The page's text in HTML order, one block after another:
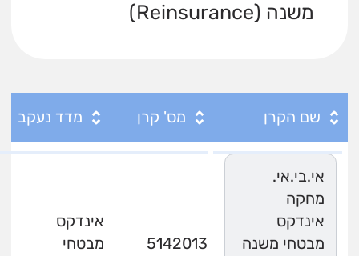
משנה (Reinsurance)
שם הקרן מס' קרן מדד נעקב
אי.בי.אי.
מחקה
אינדקס
מבטחי משנה
5142013
אינדקס
מבטחי